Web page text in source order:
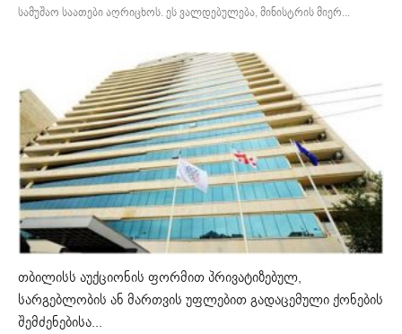
სამუშაო საათები აღრიცხოს. ეს ვალდებულება, მინისტრის მიერ...
თბილისს აუქციონის ფორმით პრივატიზებულ,
სარგებლობის ან მართვის უფლებით გადაცემული ქონების
შემძენებისა...